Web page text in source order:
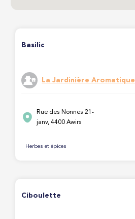
Basilic
La Jardinière Aromatique
Rue des Nonnes 21-
janv, 4400 Awirs
Herbes et épices
Ciboulette